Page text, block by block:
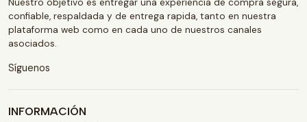
Nuestro objetivo es entregar una experiencia de compra segura,
confiable, respaldada y de entrega rapida, tanto en nuestra
plataforma web como en cada uno de nuestros canales
asociados.
Síguenos
INFORMACIÓN